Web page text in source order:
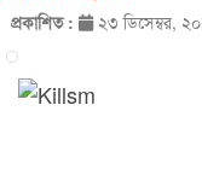
প্রকাশিত : ২৩ ডিসেম্বর,